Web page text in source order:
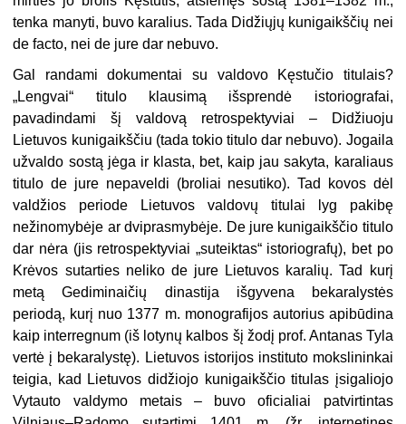
tenka manyti, buvo karalius. Tada Didžiųjų kunigaikščių nei
de facto, nei de jure dar nebuvo.
Gal randami dokumentai su valdovo Kęstučio titulais?
„Lengvai“ titulo klausimą išsprendė istoriografai,
pavadindami šį valdovą retrospektyviai – Didžiuoju
Lietuvos kunigaikščiu (tada tokio titulo dar nebuvo). Jogaila
užvaldo sostą jėga ir klasta, bet, kaip jau sakyta, karaliaus
titulo de jure nepaveldi (broliai nesutiko). Tad kovos dėl
valdžios periode Lietuvos valdovų titulai lyg pakibę
nežinomybėje ar dviprasmybėje. De jure kunigaikščio titulo
dar nėra (jis retrospektyviai „suteiktas“ istoriografų), bet po
Krėvos sutarties neliko de jure Lietuvos karalių. Tad kurį
metą Gediminaičių dinastija išgyvena bekaralystės
periodą, kurį nuo 1377 m. monografijos autorius apibūdina
kaip interregnum (iš lotynų kalbos šį žodį prof. Antanas Tyla
vertė į bekaralystę). Lietuvos istorijos instituto mokslininkai
teigia, kad Lietuvos didžiojo kunigaikščio titulas įsigaliojo
Vytauto valdymo metais – buvo oficialiai patvirtintas